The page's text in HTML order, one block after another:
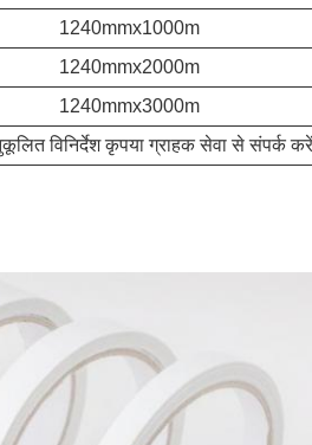
1240mmx1000m
1240mmx2000m
1240mmx3000m
विनिर्देश कृपया ग्राहक सेवा से संपर्क करें